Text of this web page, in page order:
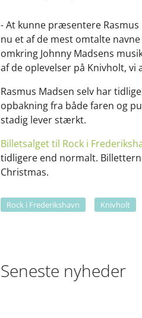
- At kunne præsentere
nu et af de mest omtalte
omkring Johnny Madsens
af de oplevelser på Knivholt, vi
Rasmus Madsen selv har
opbakning fra både faren og
stadig lever stærkt.
Billetsalget til Rock i
tidligere end normalt.
Christmas.
Rock i Frederikshavn Knivholt
Seneste nyheder